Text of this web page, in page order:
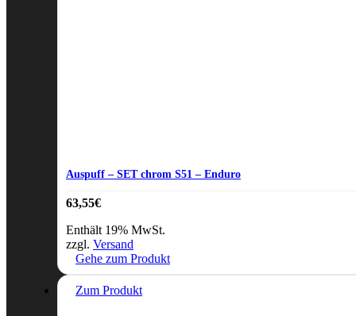
Auspuff – SET chrom S51 – Enduro
63,55€
Enthält 19% MwSt.
zzgl. Versand
Gehe zum Produkt
Zum Produkt